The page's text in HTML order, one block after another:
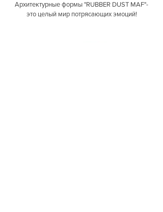
Архитектурные формы "RUBBER DUST MAF"-
это целый мир потрясающих эмоций!